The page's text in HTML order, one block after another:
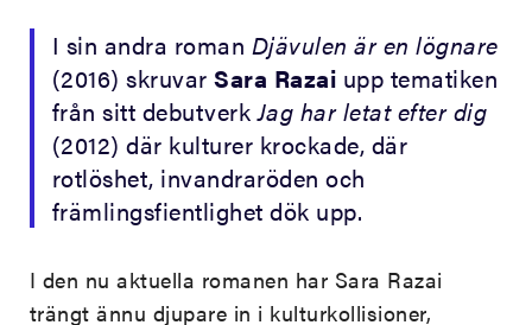
I sin andra roman Djävulen är en lögnare
(2016) skruvarSara Razai upp tematiken
från sitt debutverkJag har letat efter dig
(2012) där kulturer krockade, där
rotlöshet, invandraröden och
främlingsfientlighet dök upp.
I den nu aktuella romanen har Sara Razai
trängt ännu djupare in i kulturkollisioner,